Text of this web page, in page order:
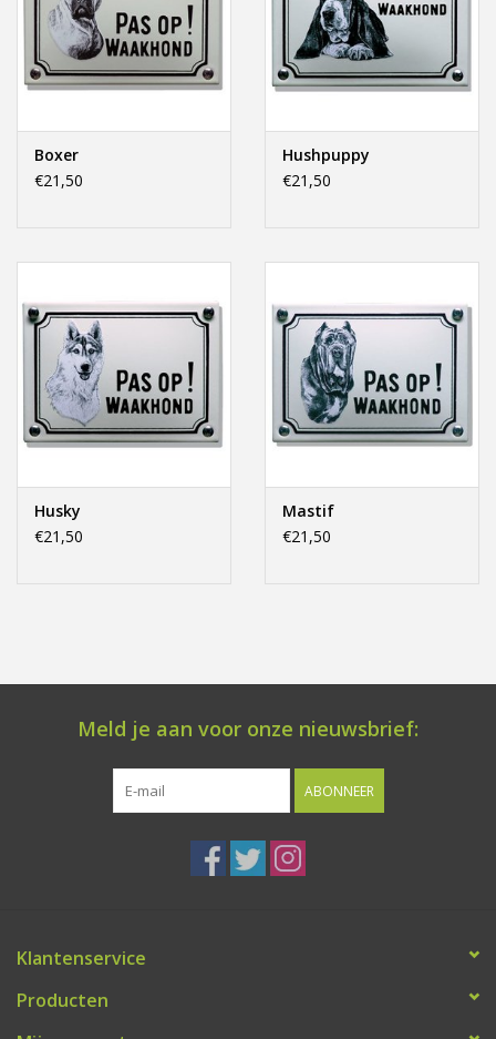
Boxer
€21,50
Hushpuppy
€21,50
Husky
€21,50
Mastif
€21,50
Meld je aan voor onze nieuwsbrief:
ABONNEER
Klantenservice
Producten